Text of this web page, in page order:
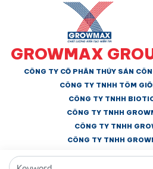
GROWMAX
CÔNG TY CỔ PHẦN THỦY SẢN
CÔNG TY TNHH TÔM
CÔNG TY TNHH
CÔNG TY TNHH
CÔNG TY TNHH
CÔNG TY TNHH